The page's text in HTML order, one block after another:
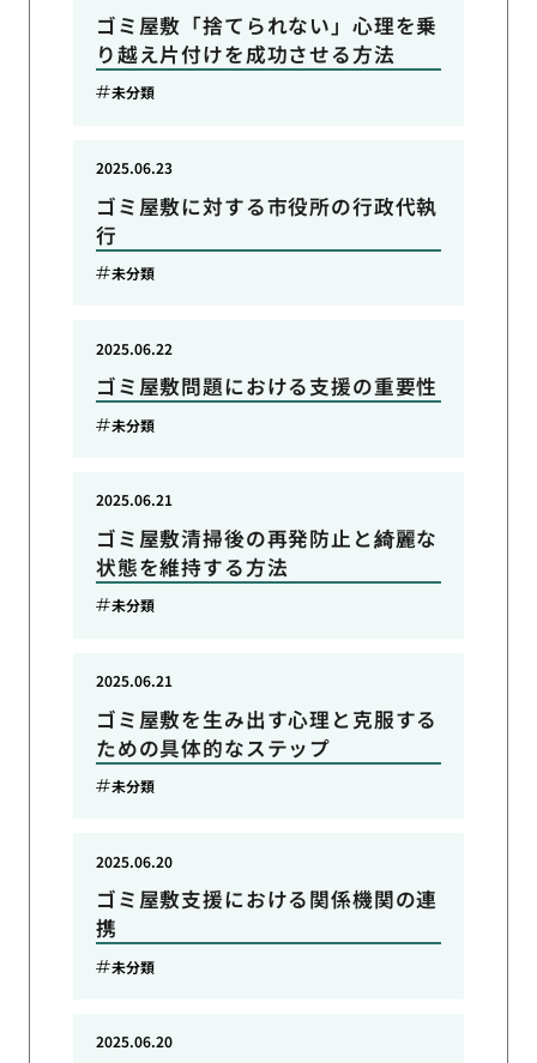
ゴミ屋敷「捨てられない」心理を乗
り越え片付けを成功させる方法
未分類
ゴミ屋敷に対する市役所の行政代執
行
2025.06.23
未分類
ゴミ屋敷問題における支援の重要性
2025.06.22
未分類
ゴミ屋敷清掃後の再発防止と綺麗な
状態を維持する方法
2025.06.21
未分類
ゴミ屋敷を生み出す心理と克服する
ための具体的なステップ
2025.06.21
未分類
ゴミ屋敷支援における関係機関の連
携
2025.06.20
未分類
2025.06.20